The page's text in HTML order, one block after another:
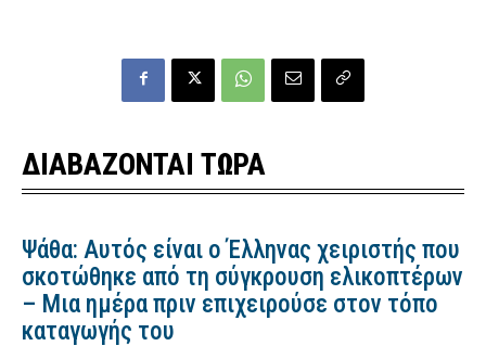
ΔΙΑΒΑΖΟΝΤΑΙ ΤΩΡΑ
Ψάθα: Αυτός είναι ο Έλληνας χειριστής που
σκοτώθηκε από τη σύγκρουση ελικοπτέρων
– Μια ημέρα πριν επιχειρούσε στον τόπο
καταγωγής του